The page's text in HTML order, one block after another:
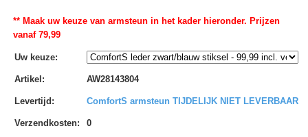
** Maak uw keuze van armsteun in het kader hieronder. Prijzen
vanaf 79,99
Uw keuze:
Artikel : AW28143804
Levertijd : ComfortS armsteun TIJDELIJK NIET LEVERBAAR
Verzendkosten: 0